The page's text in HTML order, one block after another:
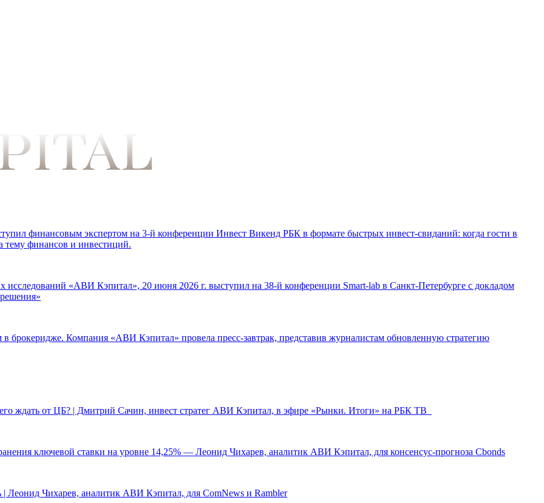
финансовым экспертом на 3-й конференции Инвест Викенд РБК в формате быстрых инвест-свиданий: когда гости в
тему финансов и инвестиций.
исследований «АВИ Кэпитал», 20 июня 2026 г. выступил на 38-й конференции Smart-lab в Санкт-Петербурге с докладом
в брокеридже. Компания «АВИ Кэпитал» провела пресс-завтрак, представив журналистам обновленную стратегию
ждать от ЦБ? | Дмитрий Сачин, инвест стратег АВИ Кэпитал, в эфире «Рынки. Итоги» на РБК ТВ
ключевой ставки на уровне 14,25% — Леонид Чихарев, аналитик АВИ Кэпитал, для консенсус-прогноза Cbonds
Леонид Чихарев, аналитик АВИ Кэпитал, для ComNews и Rambler